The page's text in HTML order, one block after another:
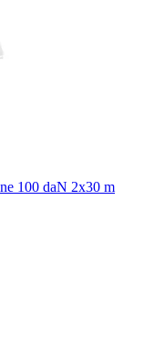
100 daN 2x30 m